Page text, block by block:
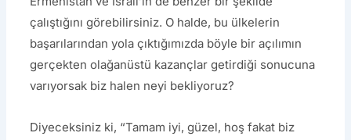
çalıştığını görebilirsiniz. O halde, bu ülkelerin
başarılarından yola çıktığımızda böyle bir açılımın
gerçekten olağanüstü kazançlar getirdiği sonucuna
varıyorsak biz halen neyi bekliyoruz?
Diyeceksiniz ki, “Tamam iyi, güzel, hoş fakat biz